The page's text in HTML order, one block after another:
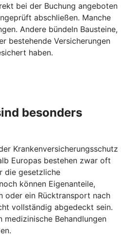
bei der Buchung angeboten
abschließen. Manche
Andere bündeln Bausteine,
bestehende Versicherungen
haben.
besonders
Krankenversicherungsschutz
Europas bestehen zwar oft
die gesetzliche
können Eigenanteile,
oder ein Rücktransport nach
vollständig abgedeckt sein.
medizinische Behandlungen